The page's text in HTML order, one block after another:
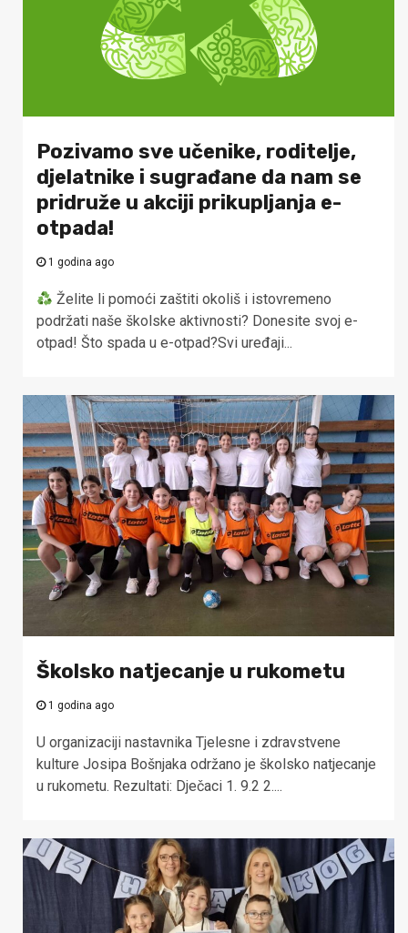
Pozivamo sve učenike, roditelje,
djelatnike i sugrađane da nam se
pridruže u akciji prikupljanja e-
otpada!
1 godina ago
Želite li pomoći zaštiti okoliš i istovremeno
podržati naše školske aktivnosti? Donesite svoj e-
otpad! Što spada u e-otpad?Svi uređaji...
Školsko natjecanje u rukometu
1 godina ago
U organizaciji nastavnika Tjelesne i zdravstvene
kulture Josipa Bošnjaka održano je školsko natjecanje
u rukometu. Rezultati: Dječaci 1. 9.2 2....